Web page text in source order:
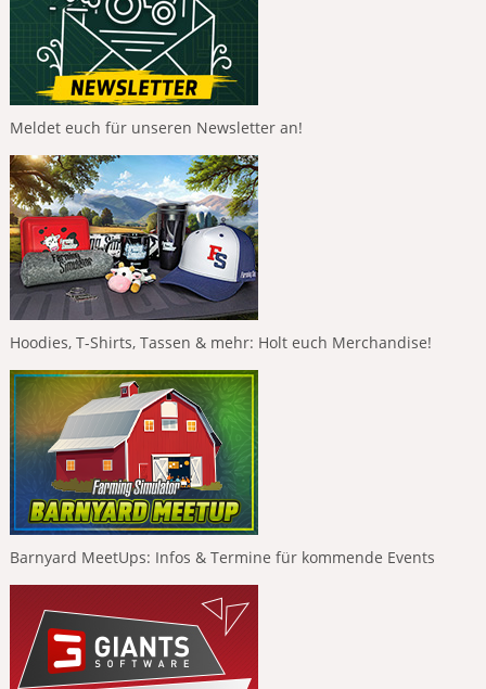
Meldet euch für unseren Newsletter an!
Hoodies, T-Shirts, Tassen & mehr: Holt euch Merchandise!
Barnyard MeetUps: Infos & Termine für kommende Events